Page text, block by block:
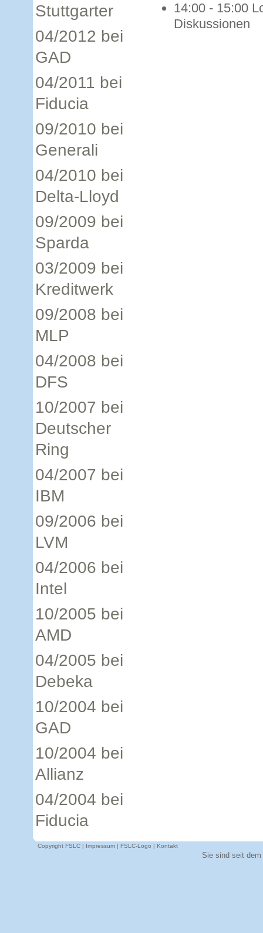
Stuttgarter
04/2012 bei
GAD
04/2011 bei
Fiducia
09/2010 bei
Generali
04/2010 bei
Delta-Lloyd
09/2009 bei
Sparda
03/2009 bei
Kreditwerk
09/2008 bei
MLP
04/2008 bei
DFS
10/2007 bei
Deutscher
Ring
04/2007 bei
IBM
09/2006 bei
LVM
04/2006 bei
Intel
10/2005 bei
AMD
04/2005 bei
Debeka
10/2004 bei
GAD
10/2004 bei
Allianz
04/2004 bei
Fiducia
14:00 - 15:00
Diskussionen
Copyright FSLC | Impressum| FSLC-Logo | Kontakt
Sie sind seit